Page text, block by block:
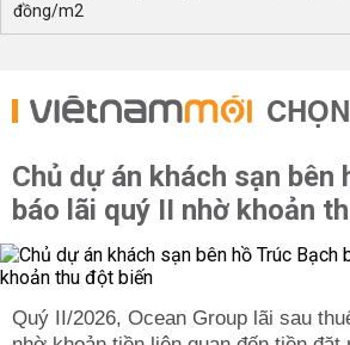
đồng/m2
CHỌN
Chủ dự án khách sạn bên
báo lãi quý II nhờ khoản
Quý II/2026, Ocean Group lãi sau